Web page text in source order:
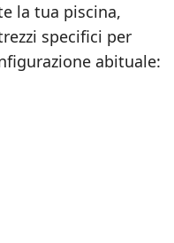
la tua piscina,
specifici per
abituale: